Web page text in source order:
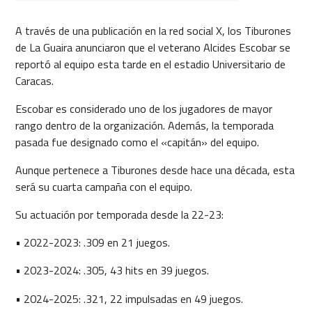
A través de una publicación en la red social X, los Tiburones
de La Guaira anunciaron que el veterano Alcides Escobar se
reportó al equipo esta tarde en el estadio Universitario de
Caracas.
Escobar es considerado uno de los jugadores de mayor
rango dentro de la organización. Además, la temporada
pasada fue designado como el «capitán» del equipo.
Aunque pertenece a Tiburones desde hace una década, esta
será su cuarta campaña con el equipo.
Su actuación por temporada desde la 22-23:
• 2022-2023: .309 en 21 juegos.
• 2023-2024: .305, 43 hits en 39 juegos.
• 2024-2025: .321, 22 impulsadas en 49 juegos.